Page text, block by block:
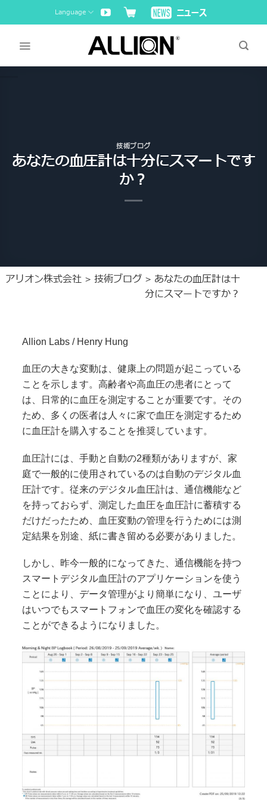
to
Language
技術ブログ
あなたの血圧計は十分にスマートです
か？
アリオン株式会社 >技術ブログ > あなたの血圧計は十
分にスマートですか？
Allion Labs / Henry Hung
血圧の大きな変動は、健康上の問題が起こっている
ことを示します。高齢者や高血圧の患者にとって
は、日常的に血圧を測定することが重要です。その
ため、多くの医者は人々に家で血圧を測定するため
に血圧計を購入することを推奨しています。
血圧計には、手動と自動の2種類がありますが、家
庭で一般的に使用されているのは自動のデジタル血
圧計です。従来のデジタル血圧計は、通信機能など
を持っておらず、測定した血圧を血圧計に蓄積する
だけだったため、血圧変動の管理を行うためには測
定結果を別途、紙に書き留める必要がありました。
しかし、昨今一般的になってきた、通信機能を持つ
スマートデジタル血圧計のアプリケーションを使う
ことにより、データ管理がより簡単になり、ユーザ
はいつでもスマートフォンで血圧の変化を確認する
ことができるようになりました。